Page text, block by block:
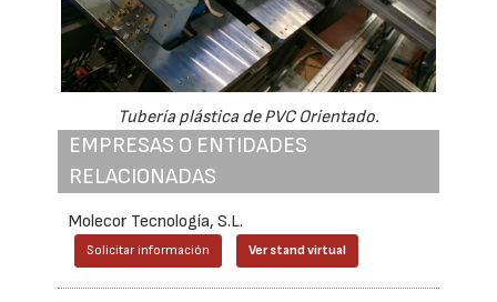
Tubería plástica de PVC Orientado.
EMPRESAS O ENTIDADES
RELACIONADAS
Molecor Tecnología, S.L.
Solicitar información Ver stand virtual